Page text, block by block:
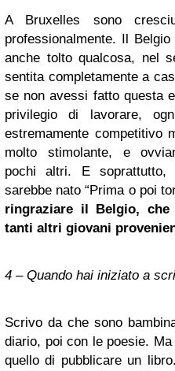
A Bruxelles sono
professionalmente. Il
anche tolto qualcosa, nel
sentita completamente a
se non avessi fatto questa
privilegio di lavorare,
estremamente competitivo
molto stimolante, e
pochi altri. E
sarebbe nato “Prima o poi
ringraziare il Belgio,
tanti altri giovani
4 – Quando hai iniziato a
Scrivo da che sono
diario, poi con le poesie.
quello di pubblicare un